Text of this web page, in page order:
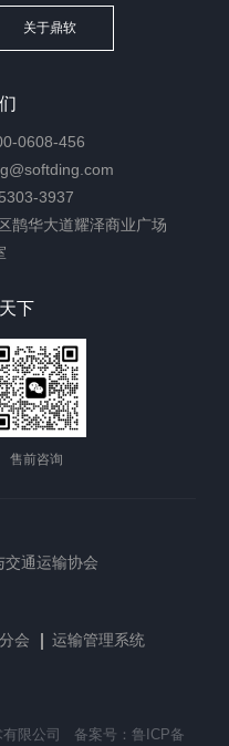
关于鼎软
0608-456
3937
鹊华大道耀泽商业广场
下
售前咨询
交通运输协会
会 运输管理系统
限公司 备案号：鲁ICP备